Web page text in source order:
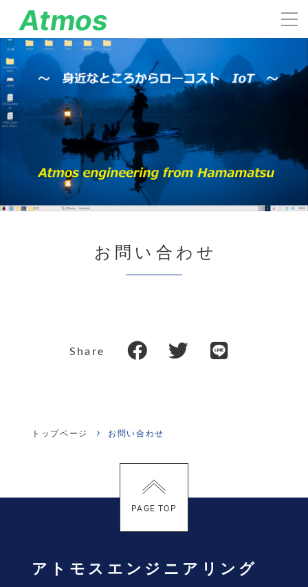
Atmos
engineering
お問い合わせ
Share
トップページ お問い合わせ
PAGE TOP
アトモスエンジニアリング